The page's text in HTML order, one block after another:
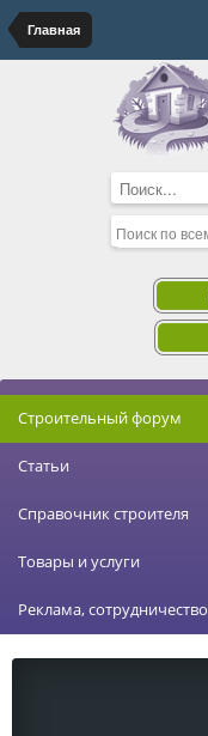
Главная
Строительный форум
Статьи
Справочник строителя
Товары и услуги
Реклама, сотрудничество